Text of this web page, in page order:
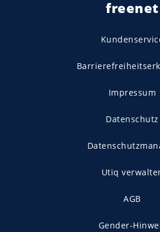
freenet
Impressum
Datenschutz
Utiq
AGB
Gender-